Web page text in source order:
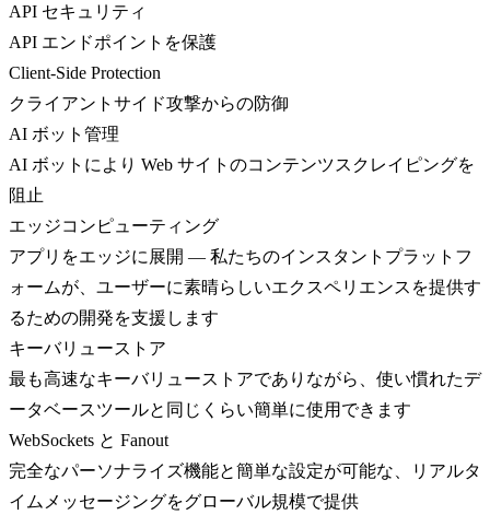
API セキュリティ
API エンドポイントを保護
Client-Side Protection
クライアントサイド攻撃からの防御
AI ボット管理
AI ボットにより Web サイトのコンテンツスクレイピングを
阻止
エッジコンピューティング
アプリをエッジに展開 — 私たちのインスタントプラットフ
ォームが、ユーザーに素晴らしいエクスペリエンスを提供す
るための開発を支援します
キーバリューストア
最も高速なキーバリューストアでありながら、使い慣れたデ
ータベースツールと同じくらい簡単に使用できます
WebSockets と Fanout
完全なパーソナライズ機能と簡単な設定が可能な、リアルタ
イムメッセージングをグローバル規模で提供